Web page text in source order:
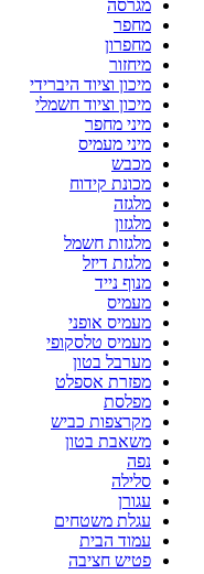
מגרסה
מחפר
מחפרון
מיחזור
מיכון וציוד היברידי
מיכון וציוד חשמלי
מיני מחפר
מיני מעמיס
מכבש
מכונת קידוח
מלגזה
מלגזון
מלגזות חשמל
מלגזת דיזל
מנוף נייד
מעמיס
מעמיס אופני
מעמיס טלסקופי
מערבל בטון
מפזרת אספלט
מפלסת
מקרצפות כביש
משאבת בטון
נפה
סלילה
עגורן
עגלת משטחים
עמוד הבית
פטיש חציבה